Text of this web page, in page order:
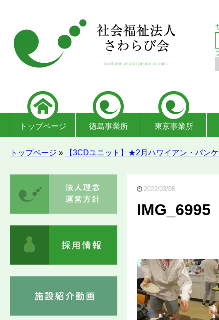
トップページ 徳島事業所 東京事業所
トップページ » 【3CDユニット】★2月ハワイアン・パン
2022/03/08
IMG_6995